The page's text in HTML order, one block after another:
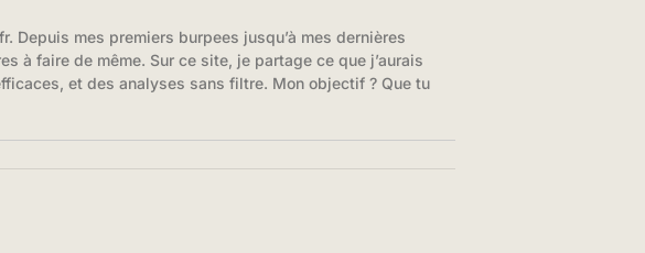
Depuis mes premiers burpees jusqu’à mes dernières
à faire de même. Sur ce site, je partage ce que j’aurais
et des analyses sans filtre. Mon objectif ? Que tu